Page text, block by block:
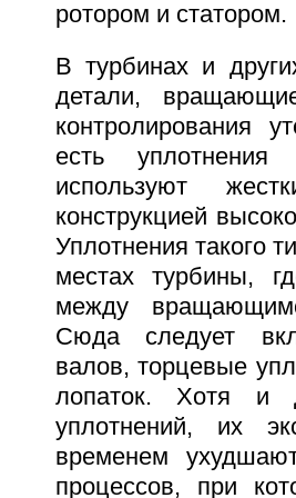
ротором и статором.
В турбинах и
детали,
контролирования
есть уплотнения
используют
конструкцией
Уплотнения такого
местах турбины,
между
Сюда следует
валов, торцевые
лопаток. Хотя и
уплотнений, их
временем
процессов, при